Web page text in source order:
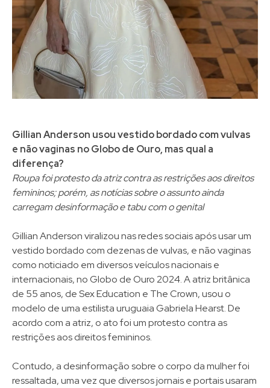
Gillian Anderson usou vestido bordado com vulvas
e não vaginas no Globo de Ouro, mas qual a
diferença?
Roupa foi protesto da atriz contra as restrições aos direitos
femininos; porém, as notícias sobre o assunto ainda
carregam desinformação e tabu com o genital
Gillian Anderson viralizou nas redes sociais após usar um
vestido bordado com dezenas de vulvas, e não vaginas
como noticiado em diversos veículos nacionais e
internacionais, no Globo de Ouro 2024. A atriz britânica
de 55 anos, de Sex Education e The Crown, usou o
modelo de uma estilista uruguaia Gabriela Hearst. De
acordo com a atriz, o ato foi um protesto contra as
restrições aos direitos femininos.
Contudo, a desinformação sobre o corpo da mulher foi
ressaltada, uma vez que diversos jornais e portais usaram